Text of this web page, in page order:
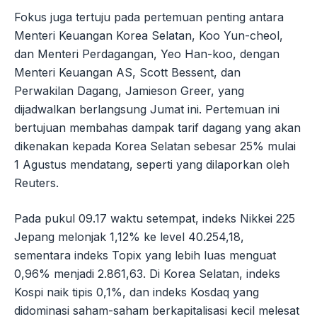
Fokus juga tertuju pada pertemuan penting antara
Menteri Keuangan Korea Selatan, Koo Yun-cheol,
dan Menteri Perdagangan, Yeo Han-koo, dengan
Menteri Keuangan AS, Scott Bessent, dan
Perwakilan Dagang, Jamieson Greer, yang
dijadwalkan berlangsung Jumat ini. Pertemuan ini
bertujuan membahas dampak tarif dagang yang akan
dikenakan kepada Korea Selatan sebesar 25% mulai
1 Agustus mendatang, seperti yang dilaporkan oleh
Reuters.
Pada pukul 09.17 waktu setempat, indeks Nikkei 225
Jepang melonjak 1,12% ke level 40.254,18,
sementara indeks Topix yang lebih luas menguat
0,96% menjadi 2.861,63. Di Korea Selatan, indeks
Kospi naik tipis 0,1%, dan indeks Kosdaq yang
didominasi saham-saham berkapitalisasi kecil melesat